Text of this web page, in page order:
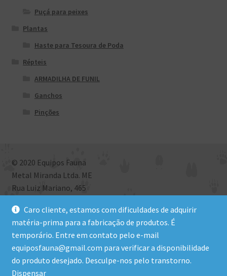
Puçá para peixes
Plantas
Haste para Tesoura de Poda
Répteis
ARMADILHA DE FUNIL
Ganchos
Pinções
© 2020 Equipos Fauna
Metal Miranda Ltda. ME
Rua Luiz Mariano, 465
CEP: 88801-972 | CNPJ: 09.581.577/0001-09
Site desenvolvido por PabloNK
Caro cliente, estamos com dificuldades de adquirir
matéria-prima para a fabricação de produtos. É
temporário. Entre em contato pelo e-mail
equiposfauna@gmail.com para verificar a disponibilidade
do produto desejado. Desculpe-nos pelo transtorno.
Dispensar